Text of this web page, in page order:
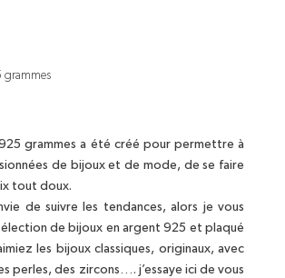
grammes
grammes a été créé pour permettre à
de bijoux et de mode, de se faire
tout doux.
de suivre les tendances, alors je vous
de bijoux en argent 925 et plaqué
les bijoux classiques, originaux, avec
perles, des zircons…. j’essaye ici de vous